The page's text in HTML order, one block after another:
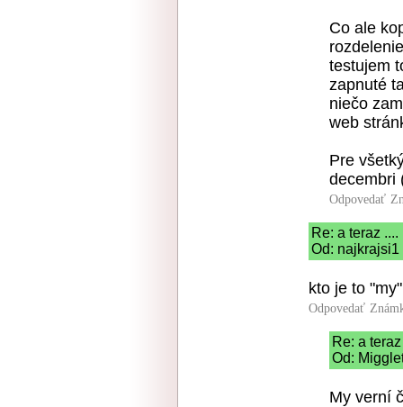
Co ale
testujem
zapnuté
niečo
web
Pre
decembri
Odpovedať
Re: a teraz ....
Od: najkrajsi1
kto je to
Odpovedať
Re: a teraz
Od:
My verní